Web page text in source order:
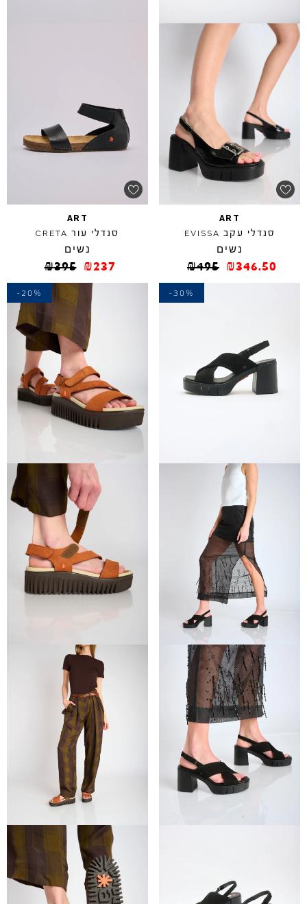
ART
סנדלי עקב EVISSA
נשים
₪495 ₪346.50
ART
סנדלי עור CRETA
נשים
₪395 ₪237
-30%
-20%